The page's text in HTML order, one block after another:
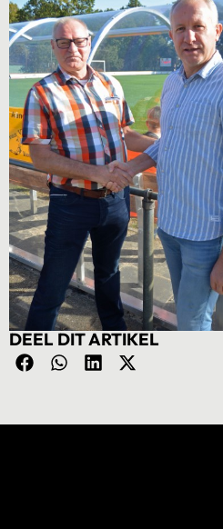
DEEL DIT ARTIKEL